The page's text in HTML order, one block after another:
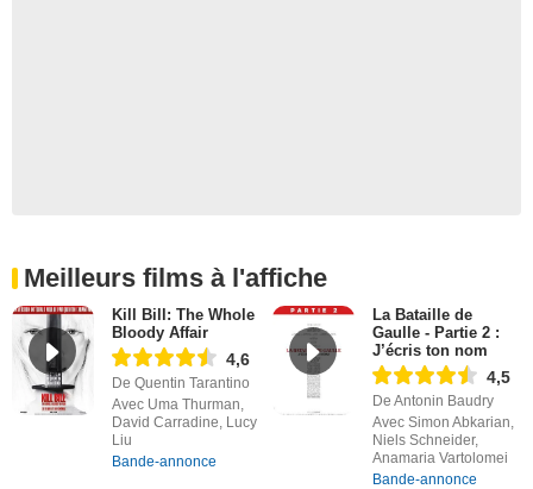
Meilleurs films à l'affiche
Kill Bill: The Whole
Bloody Affair
4,6
De Quentin Tarantino
Avec Uma Thurman,
David Carradine, Lucy
Liu
Bande-annonce
La Bataille de
Gaulle - Partie 2 :
J’écris ton nom
4,5
De Antonin Baudry
Avec Simon Abkarian,
Niels Schneider,
Anamaria Vartolomei
Bande-annonce